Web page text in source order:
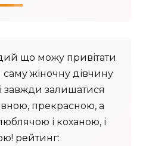
що можу привітати
жіночну дівчину
завжди залишатися
прекрасною, а
і коханою, і
рейтинг: